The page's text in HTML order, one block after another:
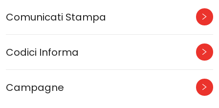
Comunicati Stampa
Codici Informa
Campagne